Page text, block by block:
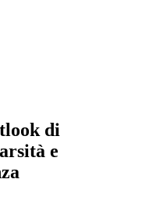
di
e